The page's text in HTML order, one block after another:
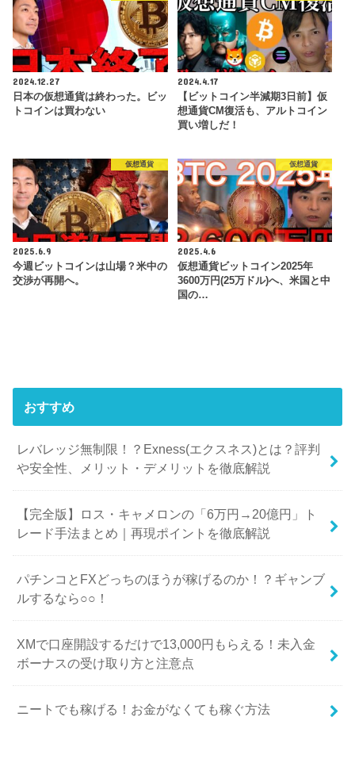
2024.12.27
日本の仮想通貨は終わった。ビッ
トコインは買わない
2024.4.17
【ビットコイン半減期3日前】仮
想通貨CM復活も、アルトコイン
買い増しだ！
仮想通貨
2025.6.9
今週ビットコインは山場？米中の
交渉が再開へ。
仮想通貨
2025.4.6
仮想通貨ビットコイン2025年
3600万円(25万ドル)へ、米国と中
国の…
おすすめ
レバレッジ無制限！？Exness(エクスネス)とは？評判
や安全性、メリット・デメリットを徹底解説
【完全版】ロス・キャメロンの「6万円→20億円」ト
レード手法まとめ｜再現ポイントを徹底解説
パチンコとFXどっちのほうが稼げるのか！？ギャンブ
ルするなら○○！
XMで口座開設するだけで13,000円もらえる！未入金
ボーナスの受け取り方と注意点
ニートでも稼げる！お金がなくても稼ぐ方法